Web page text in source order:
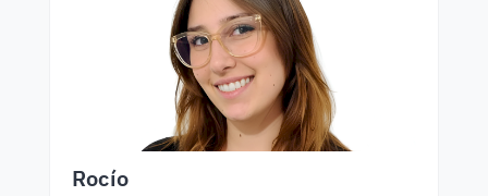
Rocío